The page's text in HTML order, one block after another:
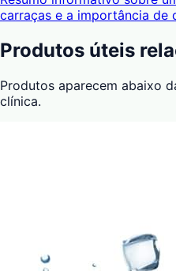
carraças e a importância de
Produtos úteis
Produtos aparecem abaixo
clínica.